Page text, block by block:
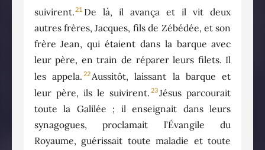
suivirent.21 De là, il avança et il vit deux
autres frères, Jacques, fils de Zébédée, et son
frère Jean, qui étaient dans la barque avec
leur père, en train de réparer leurs filets. Il
les appela. 22Aussitôt, laissant la barque et
leur père, ils le suivirent. 23Jésus parcourait
toute la Galilée ; il enseignait dans leurs
synagogues, proclamait l’Évangile du
Royaume, guérissait toute maladie et toute